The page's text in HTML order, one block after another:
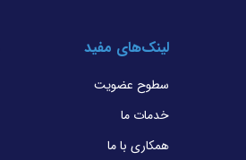
لینک‌های مفید
سطوح عضویت
خدمات ما
همکاری با ما